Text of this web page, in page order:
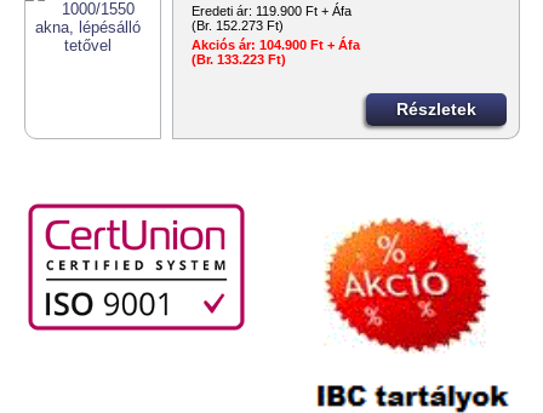
Eredeti ár: 119.900 Ft + Áfa
(Br. 152.273 Ft)
Akciós ár: 104.900 Ft + Áfa
(Br. 133.223 Ft)
Részletek